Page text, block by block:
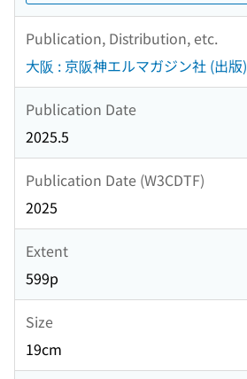
Publication, Distribution, etc.
大阪 : 京阪神エルマガジン社 (出版)
Publication Date
2025.5
Publication Date (W3CDTF)
2025
Extent
599p
Size
19cm